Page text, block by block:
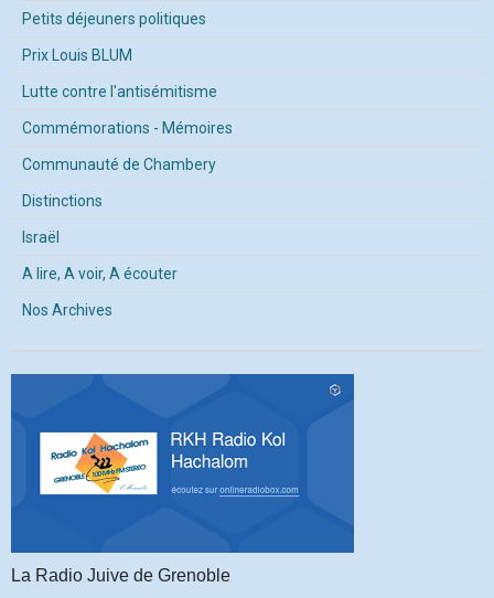
Petits déjeuners politiques
Prix Louis BLUM
Lutte contre l'antisémitisme
Commémorations - Mémoires
Communauté de Chambery
Distinctions
Israël
A lire, A voir, A écouter
Nos Archives
La Radio Juive de Grenoble